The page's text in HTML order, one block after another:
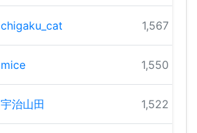
chigaku_cat 1,567 pts
mice 1,550 pts
宇治山田 1,522 pts